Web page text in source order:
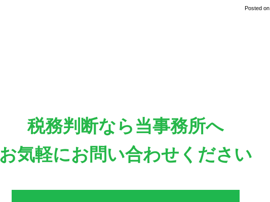
Posted on
税務判断なら当事務所へ
お気軽にお問い合わせください